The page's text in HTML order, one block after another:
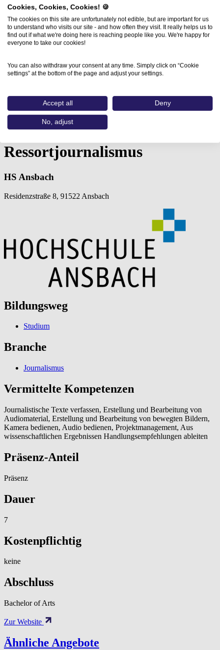
Home
Aus- und Weiterbildungen
Ressortjournalismus (HS Ansbach): Studium…
Ressortjournalismus
HS Ansbach
Residenzstraße 8, 91522 Ansbach
Bildungsweg
Studium
Branche
Journalismus
Vermittelte Kompetenzen
Journalistische Texte verfassen, Erstellung und Bearbeitung von
Audiomaterial, Erstellung und Bearbeitung von bewegten Bildern,
Kamera bedienen, Audio bedienen, Projektmanagement, Aus
wissenschaftlichen Ergebnissen Handlungsempfehlungen ableiten
Präsenz-Anteil
Präsenz
Dauer
7
Kostenpflichtig
keine
Abschluss
Bachelor of Arts
Zur Website
Ähnliche Angebote
Cookies, Cookies, Cookies! 🍪
The cookies on this site are unfortunately not edible, but are important for us
to understand who visits our site - and how often they visit. It really helps us to
find out if what we're doing here is reaching people like you. We're happy for
everyone to take our cookies!
You can also withdraw your consent at any time. Simply click on “Cookie
settings” at the bottom of the page and adjust your settings.
Accept all Deny
No, adjust